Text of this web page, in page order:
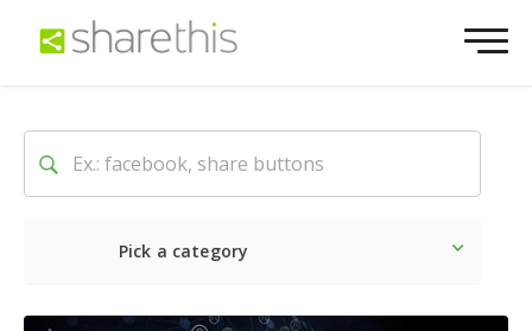
Pick a category
O mais recente Social